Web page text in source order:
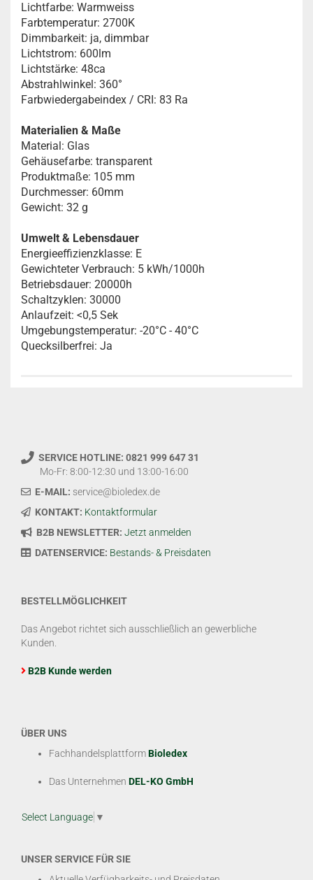
Lichtfarbe: Warmweiss
Farbtemperatur: 2700K
Dimmbarkeit: ja, dimmbar
Lichtstrom: 600lm
Lichtstärke: 48ca
Abstrahlwinkel: 360°
Farbwiedergabeindex / CRI: 83 Ra
Materialien & Maße
Material: Glas
Gehäusefarbe: transparent
Produktmaße: 105 mm
Durchmesser: 60mm
Gewicht: 32 g
Umwelt & Lebensdauer
Energieeffizienzklasse: E
Gewichteter Verbrauch: 5 kWh/1000h
Betriebsdauer: 20000h
Schaltzyklen: 30000
Anlaufzeit: <0,5 Sek
Umgebungstemperatur: -20°C - 40°C
Quecksilberfrei: Ja
SERVICE HOTLINE: 0821 999 647 31
Mo-Fr: 8:00-12:30 und 13:00-16:00
E-MAIL: service@bioledex.de
KONTAKT: Kontaktformular
B2B NEWSLETTER: Jetzt anmelden
DATENSERVICE: Bestands- & Preisdaten
BESTELLMÖGLICHKEIT
Das Angebot richtet sich ausschließlich an gewerbliche
Kunden.
B2B Kunde werden
ÜBER UNS
FachhandelsplattformBioledex
Das Unternehmen DEL-KO GmbH
Select Language ▼
UNSER SERVICE FÜR SIE